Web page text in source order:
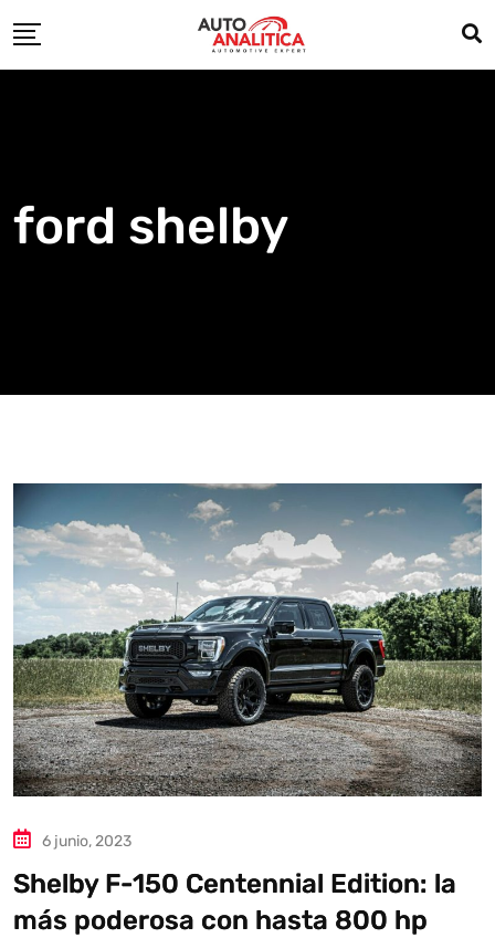
to
ford shelby
6 junio, 2023
Shelby F-150 Centennial Edition: la
más poderosa con hasta 800 hp
Autoanalítica IA Agente Inteligente
Estoy aquí para encontrar lo que necesitas. ¿Qué estás
buscando? "Este asistente con IA (OpenAI) ofrece
información referencial que puede contener errores.
Asistente con IA en desarrollo. Autoanalítica optimiza
diariamente su exactitud."